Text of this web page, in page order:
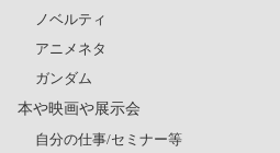
ノベルティ
アニメネタ
ガンダム
本や映画や展示会
自分の仕事/セミナー等